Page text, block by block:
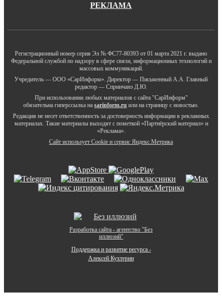
РЕКЛАМА
Регистрационный номер серия Эл № ФС77-80393 от 01 марта 2021 г. выдано
Федеральной службой по надзору в сфере связи, информационных технологий и
массовых коммуникаций.
Учредитель — ООО «СарИнформ». Директор — Письменный А.А. Главный
редактор — Спринчанэ Д.Ю.
При использовании любых материалов с сайта "СарИнформ"
обязательна гиперссылка на sarinform.ru или на страницу с новостью.
Редакция не несет ответственность за достоверность информации в рекламных
материалах. Такие материалы выходят с пометкой «Партнёрский материал» и
«Реклама».
Сайт использует Cookie и сервиc Яндекс.Метрика
Разработка сайта - агентство "Без
иллюзий"
Поддержка и развитие ресурса -
Алексей Кухтерин